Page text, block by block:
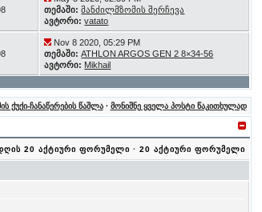
თემაში: მანძილმზომის შერჩევა
ავტორი: vatato
Nov 8 2020, 05:29 PM
თემაში: ATHLON ARGOS GEN 2 8×34-56
ავტორი: Mikhail
ქუქი-ჩანაწერების წაშლა· მონიშნე ყველა პოსტი წაკითხულად
20 აქტიური ფორუმელი ·20 აქტიური ფორუმელი